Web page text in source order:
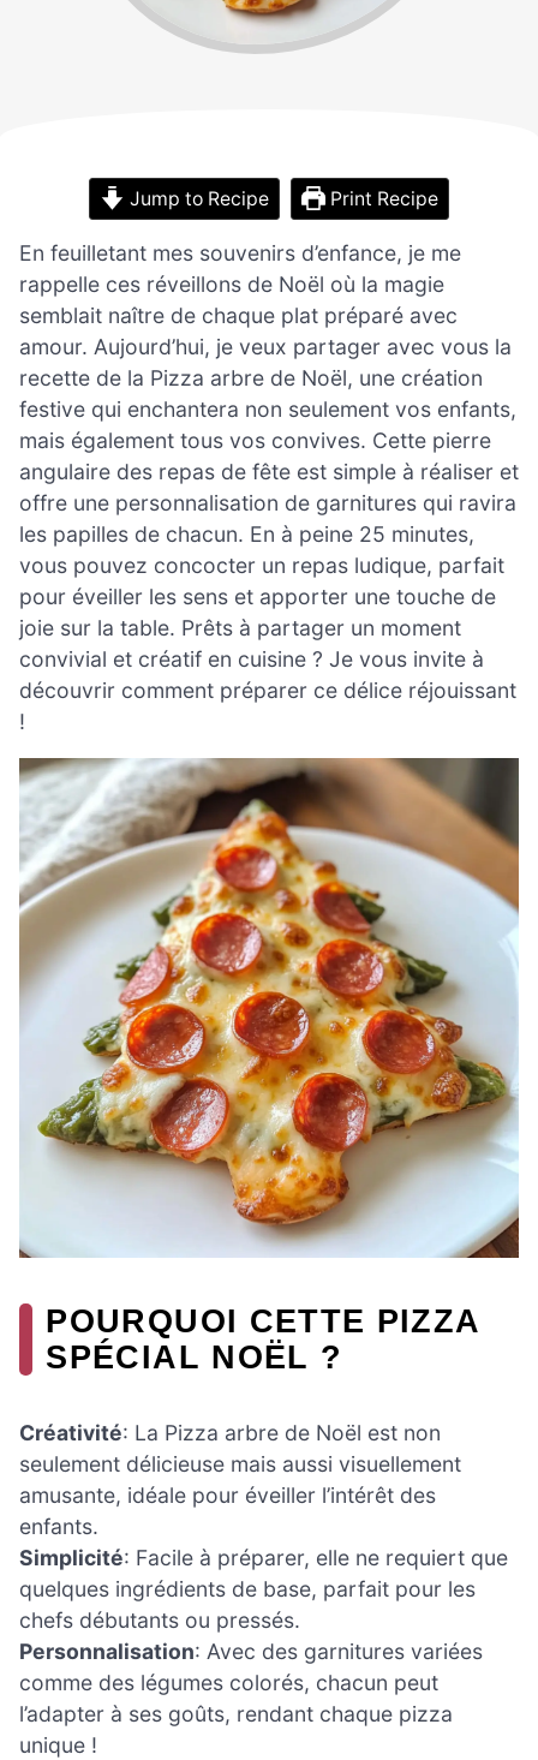
Jump to Recipe Print Recipe
En feuilletant mes souvenirs d’enfance, je me
rappelle ces réveillons de Noël où la magie
semblait naître de chaque plat préparé avec
amour. Aujourd’hui, je veux partager avec vous la
recette de la Pizza arbre de Noël, une création
festive qui enchantera non seulement vos enfants,
mais également tous vos convives. Cette pierre
angulaire des repas de fête est simple à réaliser et
offre une personnalisation de garnitures qui ravira
les papilles de chacun. En à peine 25 minutes,
vous pouvez concocter un repas ludique, parfait
pour éveiller les sens et apporter une touche de
joie sur la table. Prêts à partager un moment
convivial et créatif en cuisine ? Je vous invite à
découvrir comment préparer ce délice réjouissant
!
POURQUOI CETTE PIZZA
SPÉCIAL NOËL ?
Créativité: La Pizza arbre de Noël est non
seulement délicieuse mais aussi visuellement
amusante, idéale pour éveiller l’intérêt des
enfants.
Simplicité: Facile à préparer, elle ne requiert que
quelques ingrédients de base, parfait pour les
chefs débutants ou pressés.
Personnalisation: Avec des garnitures variées
comme des légumes colorés, chacun peut
l’adapter à ses goûts, rendant chaque pizza
unique !